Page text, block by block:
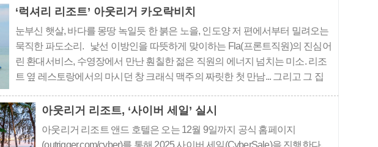
있는 노스스타 골프클럽에서 이색 골프체험을 한 적이
금도 생생하다. 오후 8시가 티업타임이었는데,..
‘럭셔리 리조트’ 아웃리거 카오락비치
눈부신 햇살, 바다를 몽땅 녹일듯 한 붉은 노을, 인도양 저 편에서부터 밀려오는
묵직한 파도소리. 낯선 이방인을 따뜻하게 맞이하는 Fla(프론트직원)의 진심어
린 환대서비스, 수영장에서 만난 훤칠한 젊은 직원의 에너지 넘치는 미소. 리조
트 옆 레스토랑에서의 마시던 창 크래식 맥주의 짜릿한 첫 만남... 그리고 그 집
Beach Resort)에 머물렀던 모든 장면들이 새록새록 떠오른다..
아웃리거 리조트, ‘사이버 세일’ 실시
아웃리거 리조트 앤드 호텔은 오는 12월 9일까지 공식 홈페이지
(outrigger.com/cyber)를 통해 2025 사이버 세일(CyberSale)을 진행한다.